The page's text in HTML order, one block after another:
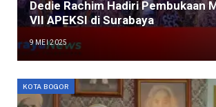
Dedie Rachim Hadiri Pembukaan
VII APEKSI di Surabaya
9 MEI 2025
KOTA BOGOR